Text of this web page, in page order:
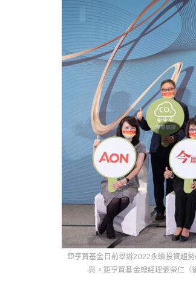
鉅亨買基金日前舉辦2022永續投資趨
與。鉅亨買基金總經理張榮仁（